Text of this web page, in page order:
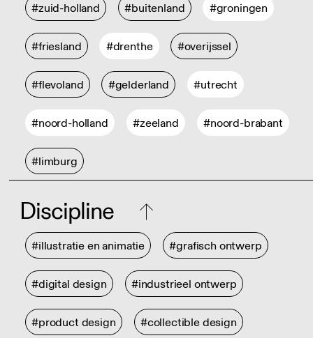
#zuid-holland #buitenland #groningen
#friesland #drenthe #overijssel
#flevoland #gelderland #utrecht
#noord-holland #zeeland #noord-brabant
#limburg
Discipline
#illustratie en animatie #grafisch ontwerp
#digital design #industrieel ontwerp
#product design #collectible design